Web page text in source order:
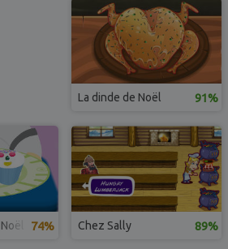
La dinde de Noël 91%
74% Chez Sally 89%